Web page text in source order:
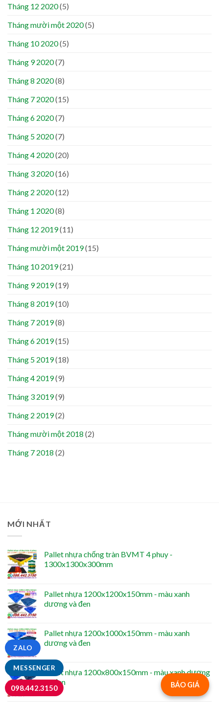
Tháng 12 2020(5)
Tháng mười một 2020(5)
Tháng 10 2020(5)
Tháng 9 2020(7)
Tháng 8 2020(8)
Tháng 7 2020(15)
Tháng 6 2020(7)
Tháng 5 2020(7)
Tháng 4 2020(20)
Tháng 3 2020(16)
Tháng 2 2020(12)
Tháng 1 2020(8)
Tháng 12 2019(11)
Tháng mười một 2019(15)
Tháng 10 2019(21)
Tháng 9 2019(19)
Tháng 8 2019(10)
Tháng 7 2019(8)
Tháng 6 2019(15)
Tháng 5 2019(18)
Tháng 4 2019(9)
Tháng 3 2019(9)
Tháng 2 2019(2)
Tháng mười một 2018 (2)
Tháng 7 2018 (2)
MỚI NHẤT
Pallet nhựa chống tràn BVMT 4 phuy -
1300x1300x300mm
Pallet nhựa 1200x1200x150mm - màu xanh
dương và đen
Pallet nhựa 1200x1000x150mm - màu xanh
dương và đen
Pallet nhựa 1200x800x150mm - màu xanh dương
và đen
BÁO GIÁ
MESSENGER
ZALO
098.442.3150